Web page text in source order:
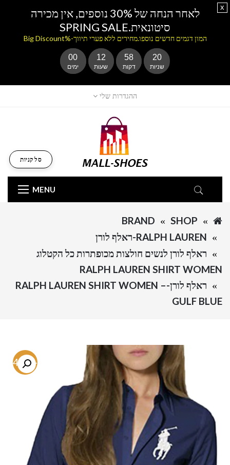
ההגדרות שלי
MENU
סל קניות
SHOP
BRAND
RALPH LAUREN-ראלף לורן
ראלף לורן לנשים חולצות מכופתרות כל הקטלוג
RALPH LAUREN SHIRT WOMEN
ראלף לורן-RALPH LAUREN SHIRT WOMEN –
GULF BLUE
-74.4%
לאחר הנחה של 30% נוספים, אין מכירה
סיטונאית.SPRING SALE
המון דגמים חדשים נוספו.מחירים ללא פערי תיווך-%Big Discount
00
ימים
12
שעות
58
דקות
20
שניות
x